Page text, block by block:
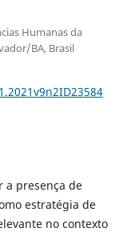
Humanas da
BA, Brasil
a presença de
estratégia de
no contexto